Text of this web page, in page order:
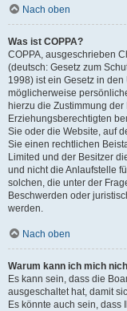
Nach oben
Was ist COPPA?
COPPA, ausgeschrieben
(deutsch: Gesetz zum
1998) ist ein Gesetz in
möglicherweise
hierzu die Zustimmung
Erziehungsberechtigten
Sie oder die Website, auf
Sie einen rechtlichen
Limited und der Besitzer
und nicht die Anlaufstelle
solchen, die unter der
Beschwerden oder
werden.
Nach oben
Warum kann ich mich
Es kann sein, dass die
ausgeschaltet hat, damit
Es könnte auch sein, dass